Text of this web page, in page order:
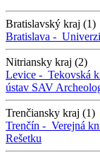
Bratislavský kraj (1)
Bratislava -
Nitriansky kraj (2)
Levice - Tekovská
ústav SAV
Trenčiansky kraj (1)
Trenčín - Verejná
Rešetku